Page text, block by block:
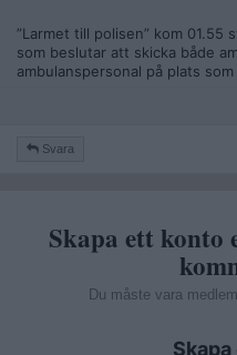
”Larmet till polisen” kom 01.55
som beslutar att skicka både
ambulanspersonal på plats
Svara
Skapa ett konto
Du måste vara